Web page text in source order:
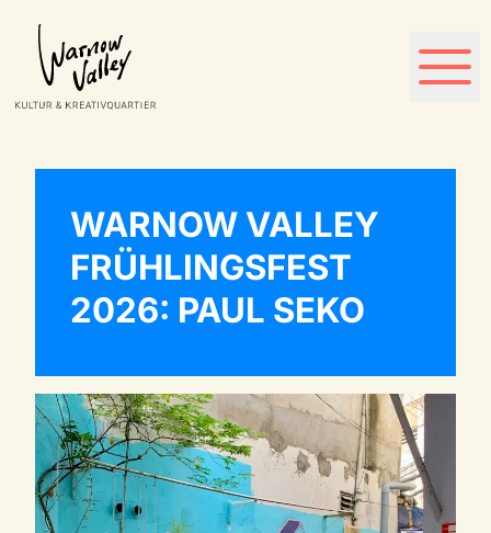
WARNOW VALLEY
FRÜHLINGSFEST
2026: PAUL SEKO